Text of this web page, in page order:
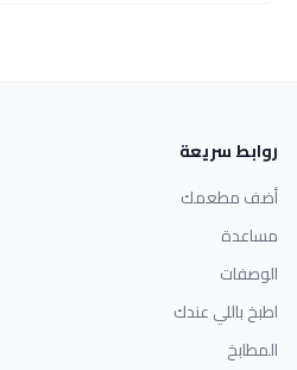
روابط سريعة
أضف مطعمك
مساعدة
الوصفات
اطبخ باللي عندك
المطابخ